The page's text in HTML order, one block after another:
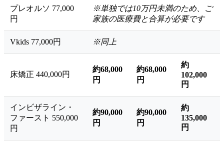
プレオルソ 77,000
円
※単独では10万円未満のため、ご
家族の医療費と合算が必要です
Vkids 77,000円 ※同上
床矯正 440,000円
約68,000
円
約68,000
円
約
102,000
円
インビザライン・
ファースト 550,000
円
約90,000
円
約90,000
円
約
135,000
円